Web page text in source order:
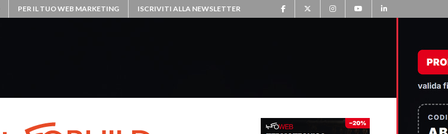
PER IL TUO WEB MARKETING ISCRIVITI ALLA NEWSLETTER